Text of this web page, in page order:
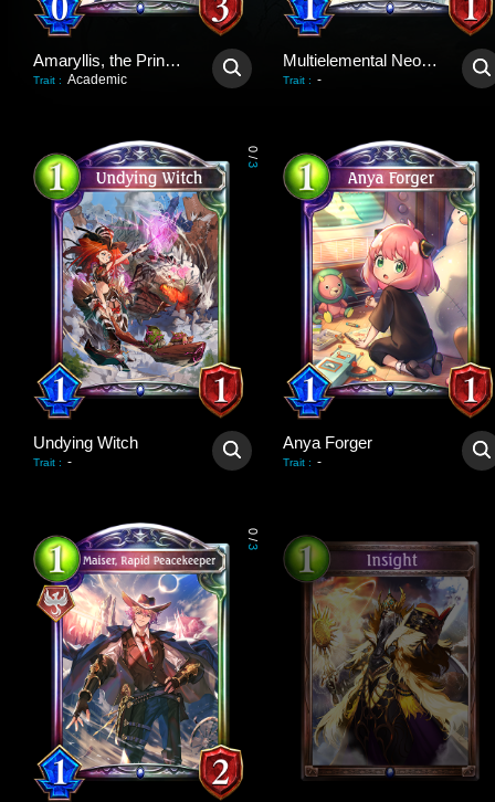
Amaryllis, the Princess
Trait : Academic
Multielemental Neophyte
Trait : -
0
/
3
Undying Witch
Trait : -
Anya Forger
Trait : -
0
/
3